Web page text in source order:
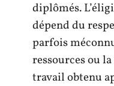
diplômés.
dépend du
parfois
ressources ou
travail obtenu